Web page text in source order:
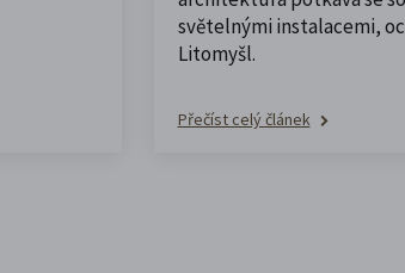
světelnými instalacemi,
Litomyšl.
Přečíst celý článek